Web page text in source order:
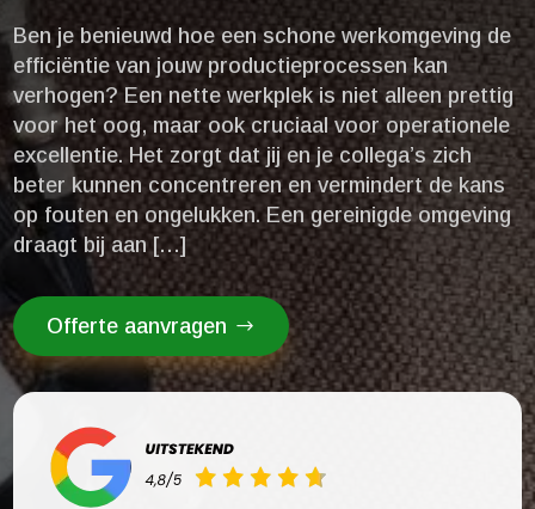
Ben je benieuwd hoe een schone werkomgeving de
efficiëntie van jouw productieprocessen kan
verhogen? Een nette werkplek is niet alleen prettig
voor het oog, maar ook cruciaal voor operationele
excellentie.​ Het zorgt dat jij en je collega’s zich
beter kunnen concentreren en vermindert de kans
op fouten en ongelukken.​ Een gereinigde omgeving
draagt bij aan […]
Offerte aanvragen